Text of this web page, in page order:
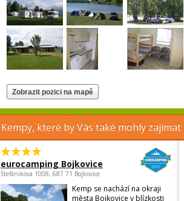
Kempy, které by Vás také mohly zajímat
eurocamping Bojkovice
Štefánikova 1008, 687 71 Bojkovice
Kemp se nachází na okraji
města Bojkovice v blízkosti